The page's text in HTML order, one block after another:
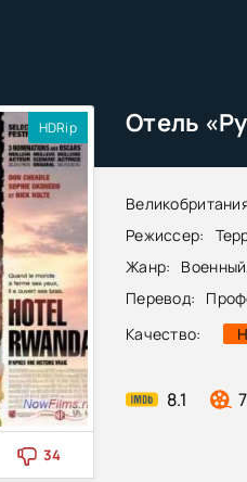
Отель
Режиссер:
Жанр:
Военный,
Перевод:
Качество:
8.1
HDRip
34